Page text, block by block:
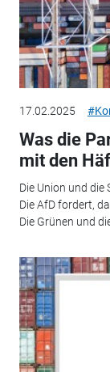
17.02.2025
Was die
mit den
Die Union und
Die AfD fordert,
Die Grünen und